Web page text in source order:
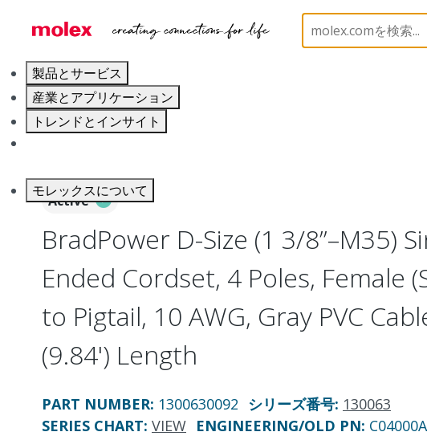
製品とサービス
産業とアプリケーション
トレンドとインサイト
モレックスについて
Industrial Cable Assemblies
Active
BradPower D-Size (1 3/8”–M35)
Ended Cordset, 4 Poles, Female
to Pigtail, 10 AWG, Gray PVC
(9.84') Length
PART NUMBER: 1300630092 シリーズ番号: 130063
SERIES CHART: VIEW ENGINEERING/OLD PN: